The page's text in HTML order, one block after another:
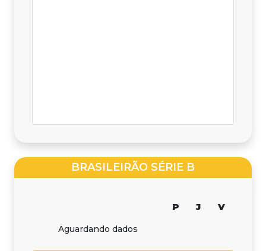
BRASILEIRÃO SÉRIE B
P J V
Aguardando dados